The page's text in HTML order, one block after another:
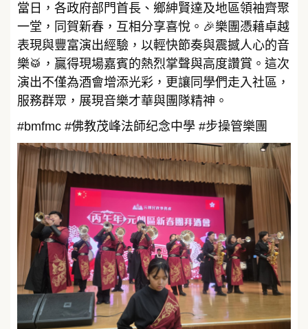
當日，各政府部門首長、鄉紳賢達及地區領袖齊聚
一堂，同賀新春，互相分享喜悅。🎉樂團憑藉卓越
表現與豐富演出經驗，以輕快節奏與震撼人心的音
樂🥁，贏得現場嘉賓的熱烈掌聲與高度讚賞。這次
演出不僅為酒會增添光彩，更讓同學們走入社區，
服務群眾，展現音樂才華與團隊精神。
#bmfmc #佛教茂峰法師纪念中學 #步操管樂團